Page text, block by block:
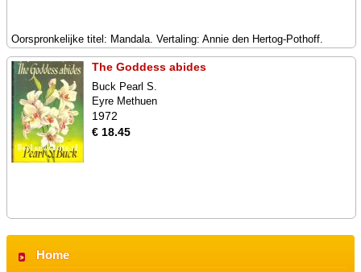
Oorspronkelijke titel: Mandala. Vertaling: Annie den Hertog-Pothoff.
The Goddess abides
Buck Pearl S.
Eyre Methuen
1972
€ 18.45
Home